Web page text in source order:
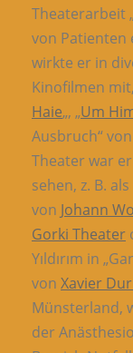
Theaterarbeit
von Patienten
wirkte er in
Kinofilmen
Haie„, „Um
Ausbruch“ von
Theater war
sehen, z. B.
von Johann
Gorki Theater
Yıldırım in
von Xavier
Münsterland,
der